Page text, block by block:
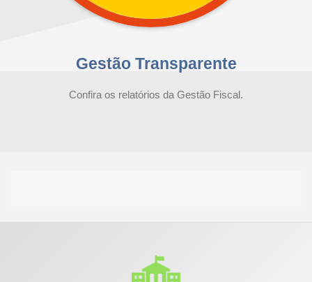
Gestão Transparente
Confira os relatórios da Gestão Fiscal.